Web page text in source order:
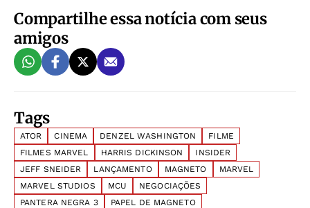
Compartilhe essa notícia com seus
amigos
Tags
ATOR CINEMA DENZEL WASHINGTON
FILME
FILMES MARVEL
HARRIS DICKINSON
INSIDER
JEFF SNEIDER
LANÇAMENTO MAGNETO
MARVEL
MARVEL STUDIOS
MCU
NEGOCIAÇÕES
PANTERA NEGRA 3
PAPEL DE MAGNETO